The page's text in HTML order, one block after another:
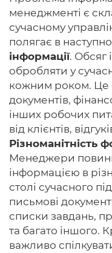
менеджменті є
сучасному
полягає в
інформації. Обсяг
обробляти у
кожним роком. Це
документів,
інших робочих
від клієнтів,
Різноманітність
Менеджери
інформацією в
столі сучасного
письмові
списки завдань,
та багато іншого.
важливо